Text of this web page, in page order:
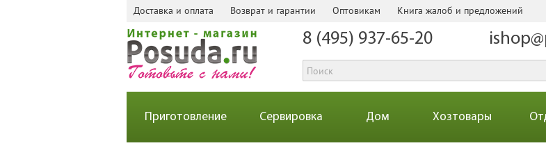
Доставка и оплата Возврат и гарантии Оптовикам Книга жалоб и предложений
8 (495) 937-65-20
Приготовление Сервировка Дом Хозтовары